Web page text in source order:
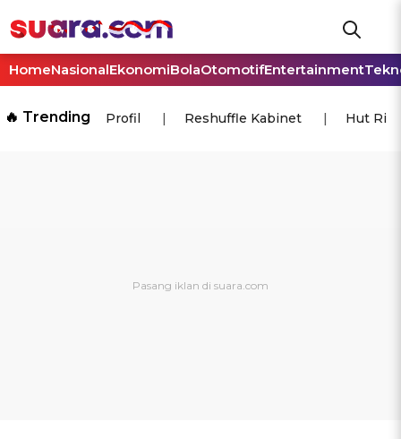
HomeNasionalEkonomiBolaOtomotifEntertainment
🔥 Trending Profil Reshuffle Kabinet Hut Ri